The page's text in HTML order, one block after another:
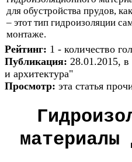
для обустройства прудов,
– этот тип гидроизоляции
монтаже.
Рейтинг: 1 - количество
Публикация: 28.01.2015, в
и архитектура"
Просмотр: эта статья
материалы